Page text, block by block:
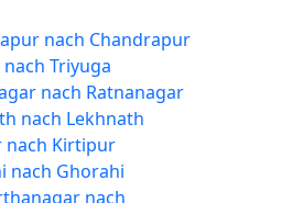
nach Chandrapur
Triyuga
nach Ratnanagar
nach Lekhnath
nach Kirtipur
nach Ghorahi
nach